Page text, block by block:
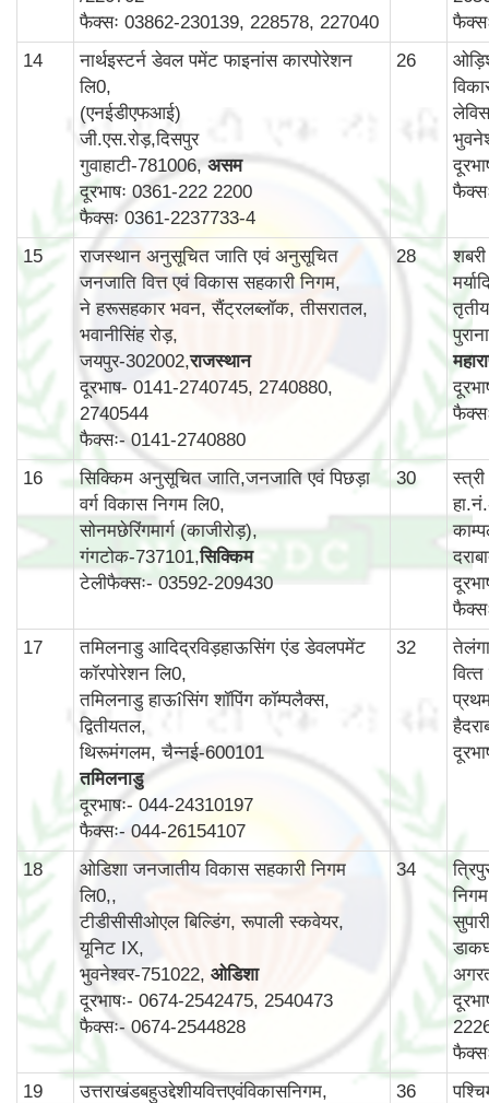
फैक्सः 03862-230139, 228578, 227040
14
नार्थइस्टर्न डेवल पमेंट फाइनांस कारपोरेशन
लि0,
(एनईडीएफआई)
जी.एस.रोड़,दिसपुर
गुवाहाटी-781006,असम
दूरभाषः 0361-222 2200
फैक्सः 0361-2237733-4
26
15
राजस्थान अनुसूचित जाति एवं अनुसूचित
जनजाति वित्त एवं विकास सहकारी निगम,
ने हरूसहकार भवन, सैंट्रलब्लॉक, तीसरातल,
भवानीसिंह रोड़,
जयपुर-302002,राजस्थान
दूरभाष- 0141-2740745, 2740880,
2740544
फैक्सः- 0141-2740880
28
16
सिक्किम अनुसूचित जाति,जनजाति एवं पिछड़ा
वर्ग विकास निगम लि0,
सोनमछेरिंगमार्ग (काजीरोड़),
गंगटोक-737101,सिक्किम
टेलीफैक्सः- 03592-209430
30
17
तमिलनाडु आदिद्रविड़हाऊसिंग एंड डेवलपमेंट
कॉरपोरेशन लि0,
तमिलनाडु हाऊîसिंग शॉपिंग कॉम्पलैक्स,
द्वितीयतल,
थिरूमंगलम, चैन्नई-600101
तमिलनाडु
दूरभाषः- 044-24310197
फैक्सः- 044-26154107
32
18
ओडिशा जनजातीय विकास सहकारी निगम
लि0,,
टीडीसीसीओएल बिल्डिंग, रूपाली स्कवेयर,
यूनिट IX,
भुवनेश्वर-751022, ओडिशा
दूरभाषः- 0674-2542475, 2540473
फैक्सः- 0674-2544828
34
19
उत्तराखंडबहुउद्देशीयवित्तएवंविकासनिगम,
36